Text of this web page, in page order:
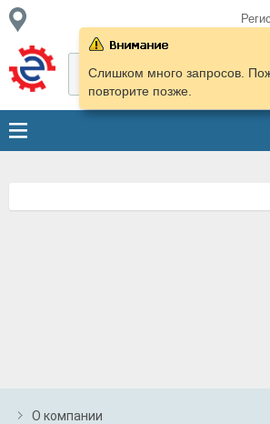
Слишком много запросов.
повторите позже.
О компании